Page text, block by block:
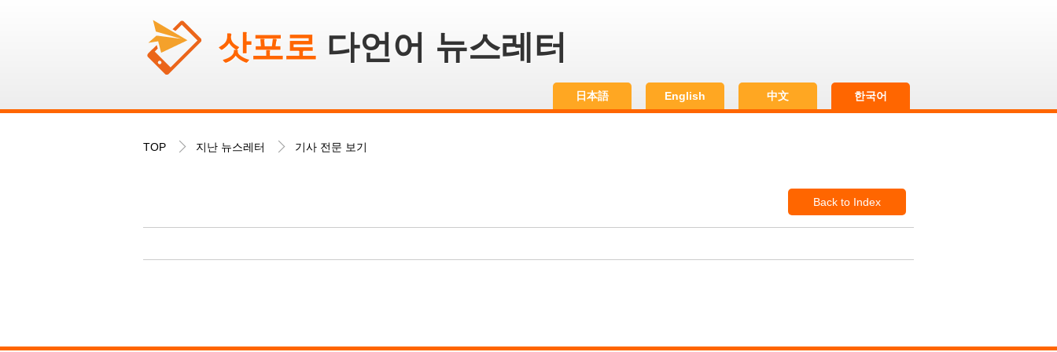
삿포로 다언어 뉴스레터
日本語 English 中文 한국어
TOP 지난 뉴스레터 기사 전문 보기
Back to Index